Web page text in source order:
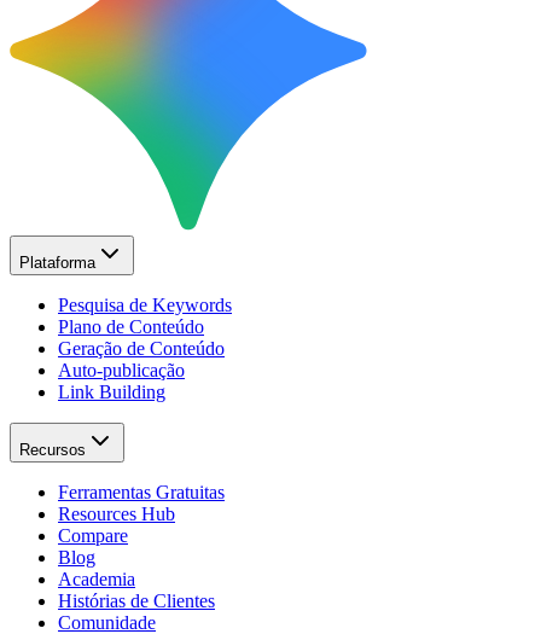
Plataforma
Pesquisa de Keywords
Plano de Conteúdo
Geração de Conteúdo
Auto-publicação
Link Building
Recursos
Ferramentas Gratuitas
Resources Hub
Compare
Blog
Academia
Histórias de Clientes
Comunidade